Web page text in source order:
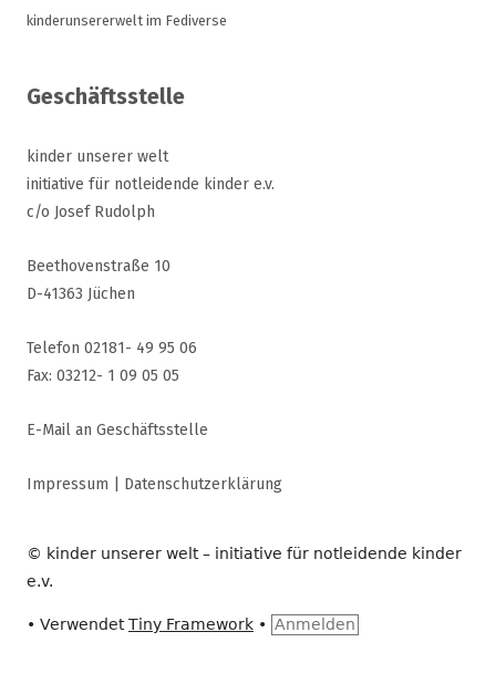
kinderunsererwelt im Fediverse
Geschäftsstelle
kinder unserer welt
initiative für notleidende kinder e.v.
c/o Josef Rudolph
Beethovenstraße 10
D-41363 Jüchen
Telefon 02181- 49 95 06
Fax: 03212- 1 09 05 05
E-Mail an Geschäftsstelle
Impressum Datenschutzerklärung
© kinder unserer welt – initiative für notleidende kinder
e.v.
• VerwendetTiny Framework • Anmelden